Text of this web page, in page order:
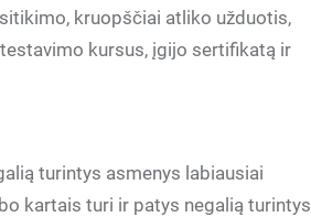
kruopščiai atliko užduotis,
kursus, įgijo sertifikatą ir
turintys asmenys labiausiai
kartais turi ir patys negalią turintys